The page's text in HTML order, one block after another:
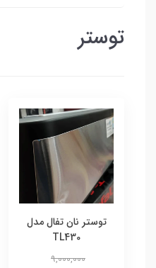
توستر
توستر نان تفال مدل
TL430
9,000,000